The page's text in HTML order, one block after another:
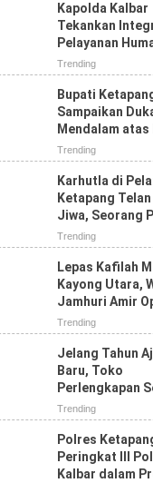
Kapolda Kalbar
Tekankan
Pelayanan
Tatap Muka
Personel
Ketapang
Trending
Bupati
Sampaikan
Mendalam atas
Jiwa Karhutla di
Pelang, Ajak
Perkuat
Trending
Karhutla di
Ketapang
Jiwa, Seorang
Tewas Terbakar
Trending
Lepas Kafilah
Kayong Utara,
Jamhuri Amir
Ketapang Raih
Terbaik
Trending
Jelang Tahun
Baru, Toko
Perlengkapan
Ketapang
Pembeli,
Paling Diburu
Trending
Polres
Peringkat III
Kalbar dalam